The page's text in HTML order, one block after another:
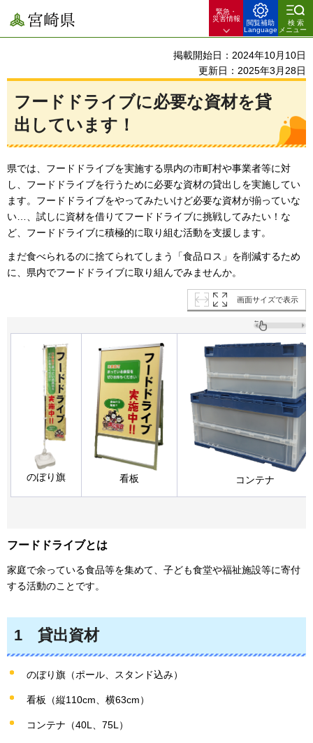
宮崎県
緊急・
災害情報
閲覧補助
Language
検索
メニュー
掲載開始日：2024年10月10日
更新日：2025年3月28日
フードドライブに必要な資材を貸
出しています！
県では、フードドライブを実施する県内の市町村や事業者等に対
し、フードドライブを行うために必要な資材の貸出しを実施してい
ます。フードドライブをやってみたいけど必要な資材が揃っていな
い…、試しに資材を借りてフードドライブに挑戦してみたい！な
ど、フードドライブに積極的に取り組む活動を支援します。
まだ食べられるのに捨てられてしまう「食品ロス」を削減するため
に、県内でフードドライブに取り組んでみませんか。
画面サイズで表示
のぼり旗 看板 コンテナ
フードドライブとは
家庭で余っている食品等を集めて、子ども食堂や福祉施設等に寄付
する活動のことです。
1 貸出資材
のぼり旗（ポール、スタンド込み）
看板（縦110cm、横63cm）
コンテナ（40L、75L）